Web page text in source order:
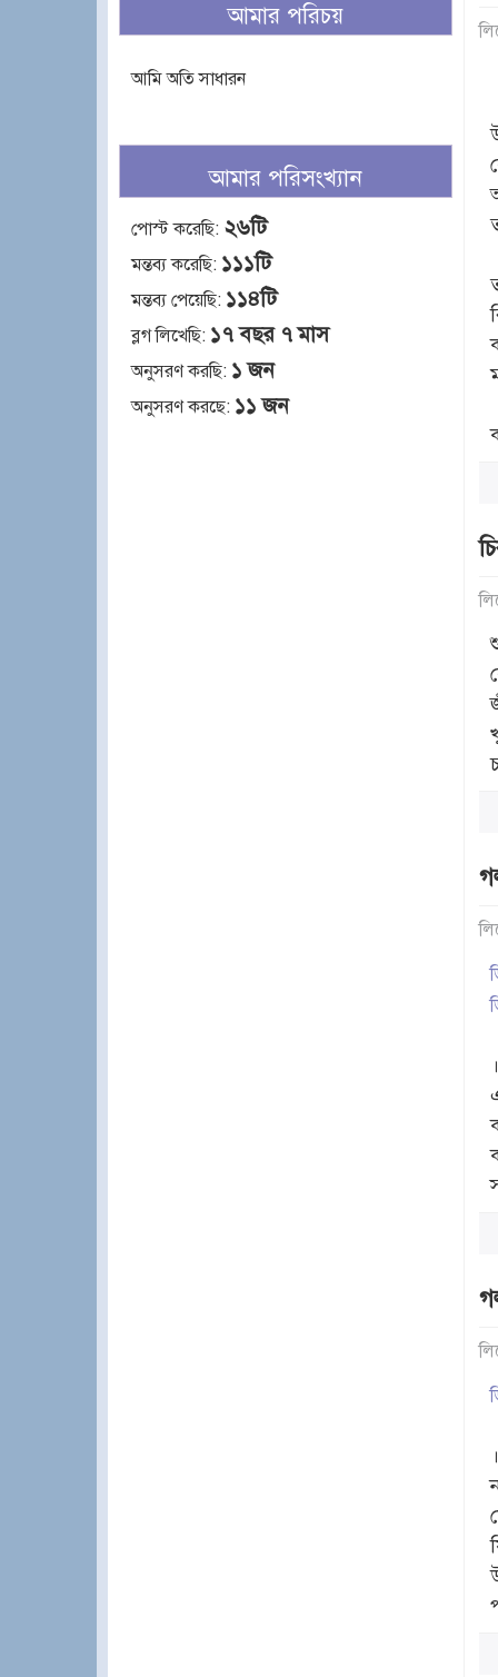
আমার পরিচয়
আমি অতি সাধারন
আমার পরিসংখ্যান
পোস্ট করেছি: ২৬টি
মন্তব্য করেছি: ১১১টি
মন্তব্য পেয়েছি: ১১৪টি
ব্লগ লিখেছি: ১৭ বছর ৭ মাস
অনুসরণ করছি: ১ জন
অনুসরণ করছে: ১১ জন